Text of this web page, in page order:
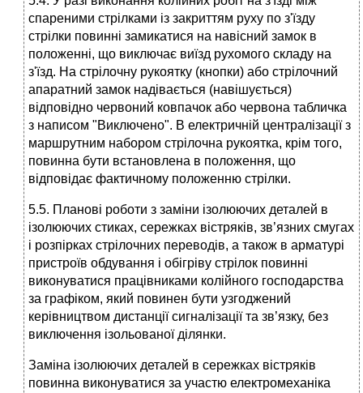
спареними стрілками із закриттям руху по з'їзду
стрілки повинні замикатися на навісний замок в
положенні, що виключає виїзд рухомого складу на
з'їзд. На стрілочну рукоятку (кнопки) або стрілочний
апаратний замок надівається (навішується)
відповідно червоний ковпачок або червона табличка
з написом "Виключено". В електричній централізації з
маршрутним набором стрілочна рукоятка, крім того,
повинна бути встановлена в положення, що
відповідає фактичному положенню стрілки.
5.5. Планові роботи з заміни ізолюючих деталей в
ізолюючих стиках, сережках вістряків, зв’язних смугах
і розпірках стрілочних переводів, а також в арматурі
пристроїв обдування і обігріву стрілок повинні
виконуватися працівниками колійного господарства
за графіком, який повинен бути узгоджений
керівництвом дистанції сигналізації та зв’язку, без
виключення ізольованої ділянки.
Заміна ізолюючих деталей в сережках вістряків
повинна виконуватися за участю електромеханіка